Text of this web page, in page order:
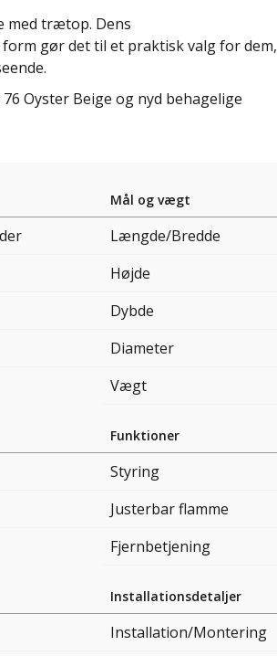
med trætop. Dens
gør det til et praktisk valg for dem,
Oyster Beige og nyd behagelige
Mål og vægt
Længde/Bredde
Højde
Dybde
Diameter
Vægt
Funktioner
Styring
Justerbar flamme
Fjernbetjening
Installationsdetaljer
Installation/Montering